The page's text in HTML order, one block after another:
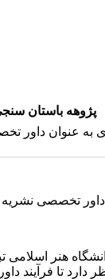
پژوهه باستان
به عنوان داور
تخصصی
هنر
دارد تا فرآیند